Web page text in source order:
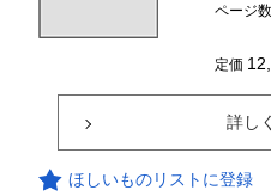
ページ数
定価
詳し
ほしいものリストに登録